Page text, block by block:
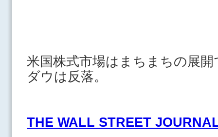
米国株式市場はまちまちの展
ダウは反落。
THE WALL STREET